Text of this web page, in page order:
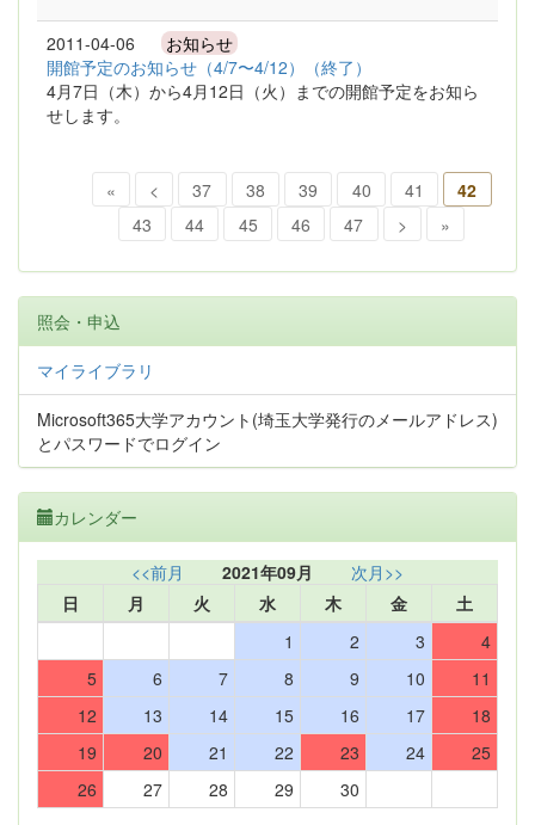
2011-04-06 お知らせ
開館予定のお知らせ（4/7〜4/12）（終了）
4月7日（木）から4月12日（火）までの開館予定をお知ら
せします。
« < 37 38 39 40 41
42
43
44 45 46 47 > »
照会・申込
マイライブラリ
Microsoft365大学アカウント(埼玉大学発行のメールアドレス)
とパスワードでログイン
カレンダー
<<前月 2021年09月
次月>>
日
月 火 水 木 金
土
1
2 3
4
5
6 7 8 9 10
11
12
13 14 15 16 17
18
19
20 21 22 23 24
25
26
27 28 29 30